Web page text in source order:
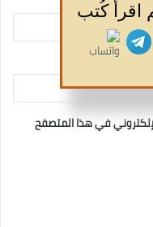
في هذا المتصفح
اقرأ كُتب